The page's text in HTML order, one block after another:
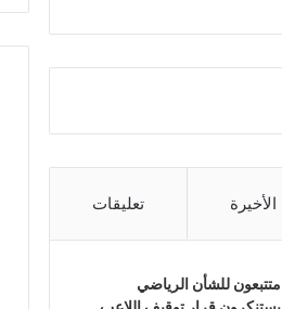
الأخيرة تعليقات
متتبعون للشأن الرياضي